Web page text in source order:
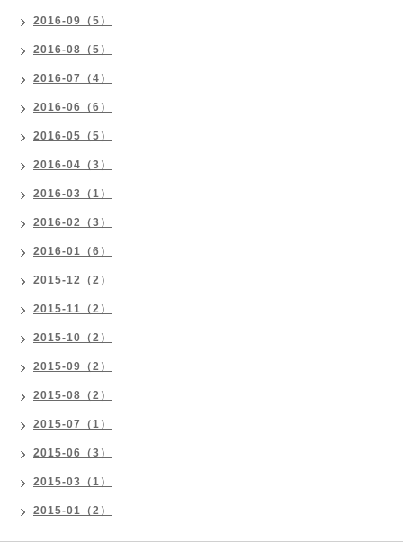
2016-09（5）
2016-08（5）
2016-07（4）
2016-06（6）
2016-05（5）
2016-04（3）
2016-03（1）
2016-02（3）
2016-01（6）
2015-12（2）
2015-11（2）
2015-10（2）
2015-09（2）
2015-08（2）
2015-07（1）
2015-06（3）
2015-03（1）
2015-01（2）